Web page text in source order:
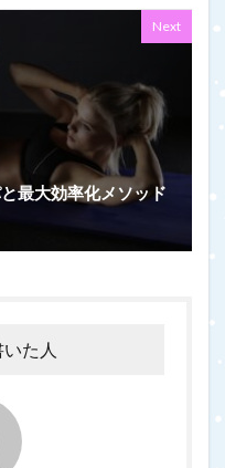
Next
最大効率化メソッド
た人